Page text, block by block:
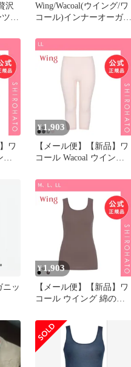
沢
L
Wing/Wacoal(ウイング/ワ
コール)インナーオーガニ
ワ
グ
ン
¥1,903
【メール便】【新品】ワ
コール Wacoal ウイング
ック ひざ下丈 インナー
ボトムス M L LL 吸汗速
乾(LL)
ニッ
¥1,903
【メール便】【新品】ワ
コール ウイング 綿の贅
プ タンクトップ ブラの
凹凸が目立ちにくい イン
ナー M L LL Wacoal
Wing(M、L、LL)